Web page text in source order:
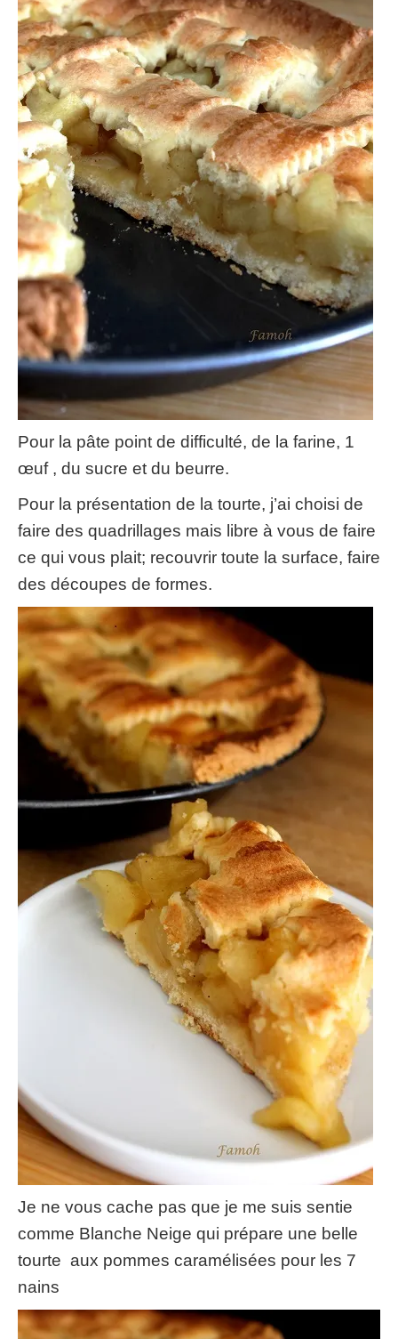
Pour la pâte point de difficulté, de la farine, 1
œuf , du sucre et du beurre.
Pour la présentation de la tourte, j’ai choisi de
faire des quadrillages mais libre à vous de faire
ce qui vous plait; recouvrir toute la surface, faire
des découpes de formes.
Je ne vous cache pas que je me suis sentie
comme Blanche Neige qui prépare une belle
tourte aux pommes caramélisées pour les 7
nains